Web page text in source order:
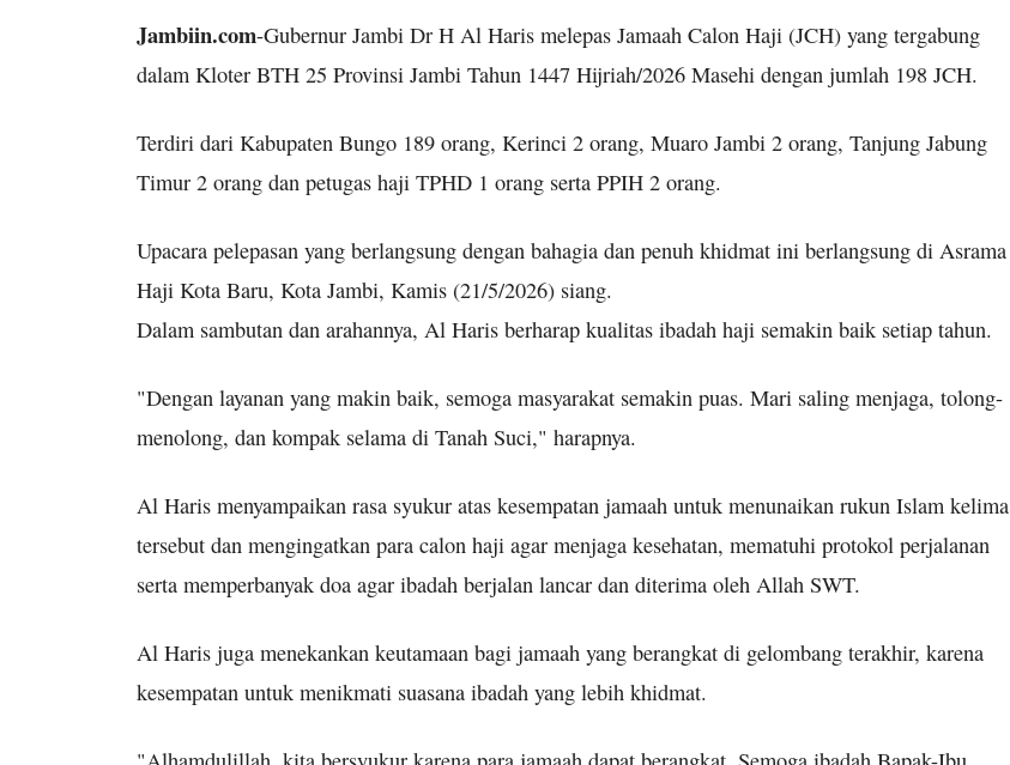
Jambiin.com-Gubernur Jambi Dr H Al Haris melepas Jamaah Calon Haji (JCH) yang tergabung
dalam Kloter BTH 25 Provinsi Jambi Tahun 1447 Hijriah/2026 Masehi dengan jumlah 198 JCH.
Terdiri dari Kabupaten Bungo 189 orang, Kerinci 2 orang, Muaro Jambi 2 orang, Tanjung Jabung
Timur 2 orang dan petugas haji TPHD 1 orang serta PPIH 2 orang.
Upacara pelepasan yang berlangsung dengan bahagia dan penuh khidmat ini berlangsung di Asrama
Haji Kota Baru, Kota Jambi, Kamis (21/5/2026) siang.
Dalam sambutan dan arahannya, Al Haris berharap kualitas ibadah haji semakin baik setiap tahun.
"Dengan layanan yang makin baik, semoga masyarakat semakin puas. Mari saling menjaga, tolong-
menolong, dan kompak selama di Tanah Suci," harapnya.
Al Haris menyampaikan rasa syukur atas kesempatan jamaah untuk menunaikan rukun Islam kelima
tersebut dan mengingatkan para calon haji agar menjaga kesehatan, mematuhi protokol perjalanan
serta memperbanyak doa agar ibadah berjalan lancar dan diterima oleh Allah SWT.
Al Haris juga menekankan keutamaan bagi jamaah yang berangkat di gelombang terakhir, karena
kesempatan untuk menikmati suasana ibadah yang lebih khidmat.